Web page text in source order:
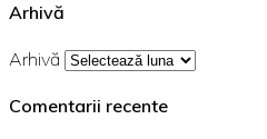
Arhivă
Arhivă
Comentarii recente